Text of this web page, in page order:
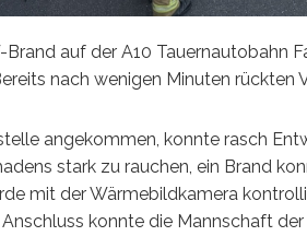
Brand auf der A10 Tauernautobahn
nach wenigen Minuten rückten
angekommen, konnte rasch
stark zu rauchen, ein Brand
mit der Wärmebildkamera
konnte die Mannschaft